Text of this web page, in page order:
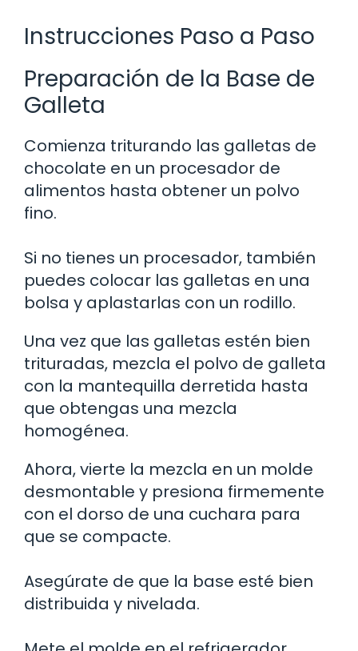
Instrucciones Paso a Paso
Preparación de la Base de
Galleta
Comienza triturando las galletas de
chocolate en un procesador de
alimentos hasta obtener un polvo
fino.
Si no tienes un procesador, también
puedes colocar las galletas en una
bolsa y aplastarlas con un rodillo.
Una vez que las galletas estén bien
trituradas, mezcla el polvo de galleta
con la mantequilla derretida hasta
que obtengas una mezcla
homogénea.
Ahora, vierte la mezcla en un molde
desmontable y presiona firmemente
con el dorso de una cuchara para
que se compacte.
Asegúrate de que la base esté bien
distribuida y nivelada.